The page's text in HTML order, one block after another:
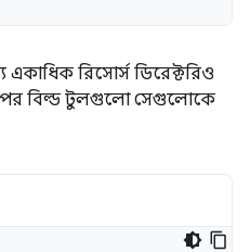
রিসোর্স ডিরেক্টরিও
বিল্ড টুলগুলো সেগুলোকে